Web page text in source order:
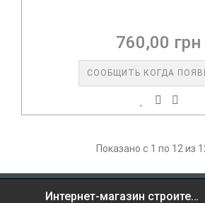
760,00 грн
СООБЩИТЬ КОГДА
Показано с 1 по 12 из